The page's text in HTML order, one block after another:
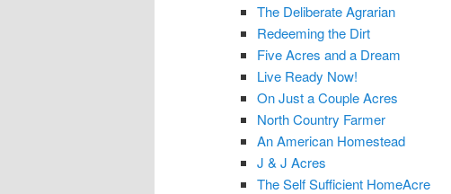
The Deliberate Agrarian
Redeeming the Dirt
Five Acres and a Dream
Live Ready Now!
On Just a Couple Acres
North Country Farmer
An American Homestead
J & J Acres
The Self Sufficient HomeAcre